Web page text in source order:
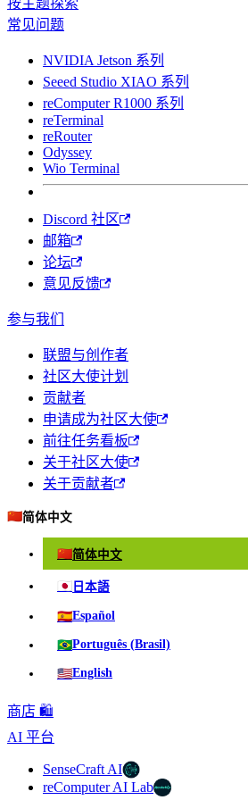
按主题探索
常见问题
NVIDIA Jetson 系列
Seeed Studio XIAO 系列
reComputer R1000 系列
reTerminal
reRouter
Odyssey
Wio Terminal
Discord 社区
邮箱
论坛
意见反馈
参与我们
联盟与创作者
社区大使计划
贡献者
申请成为社区大使
前往任务看板
关于社区大使
关于贡献者
🇨🇳简体中文
🇨🇳简体中文
🇯🇵 日本語
🇪🇸Español
🇧🇷Português (Brasil)
🇺🇸English
商店 🛍️
AI 平台
SenseCraft AI
reComputer AI Lab